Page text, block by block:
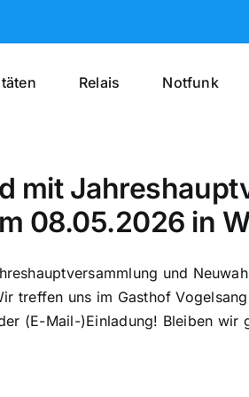
Relais Notfunk
mit
08.05.2026 in
und
treffen uns im Gasthof
(E-Mail-)Einladung! Bleiben wir